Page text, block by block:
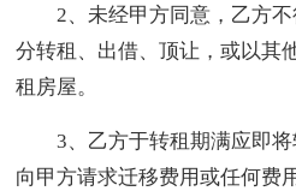
2、未经甲方同意，乙方不
分转租、出借、顶让，或以其
租房屋。
3、乙方于转租期满应即将
向甲方请求迁移费用或任何费用